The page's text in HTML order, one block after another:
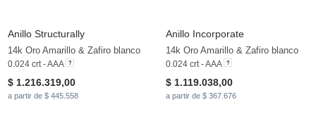
Anillo Structurally
14k Oro Amarillo & Zafiro blanco
0.024 crt - AAA
$ 1.216.319,00
a partir de $ 445.558
Anillo Incorporate
14k Oro Amarillo & Zafiro blanco
0.024 crt - AAA
$ 1.119.038,00
a partir de $ 367.676